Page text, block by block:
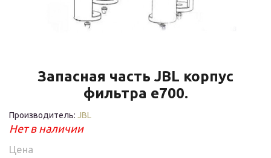
Запасная часть JBL корпус
фильтра е700.
Производитель: JBL
Нет в наличии
Цена